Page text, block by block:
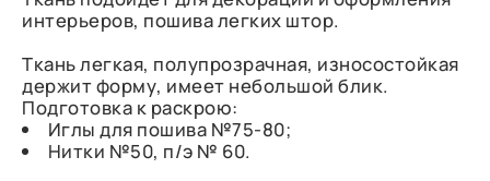
интерьеров, пошива легких штор.
Ткань легкая, полупрозрачная, износостойкая
держит форму, имеет небольшой блик.
Подготовка к раскрою:
Иглы для пошива №75-80;
Нитки №50, п/э № 60.